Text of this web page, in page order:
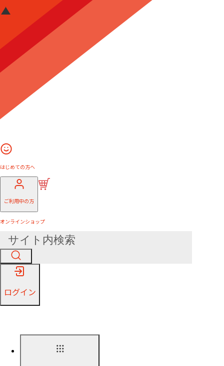
はじめての方へ
ご利用中の方
オンラインショップ
ログイン